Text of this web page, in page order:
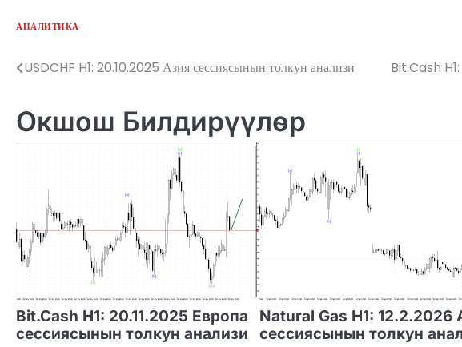
АНАЛИТИКА
Жазуулар
багыттоо
USDCHF H1: 20.10.2025 Азия сессиясынын толкун анализи Bit.Cash
Окшош Билдирүүлөр
Bit.Cash H1: 20.11.2025 Европа
сессиясынын толкун анализи
Natural Gas H1: 12.2.2026
сессиясынын толкун